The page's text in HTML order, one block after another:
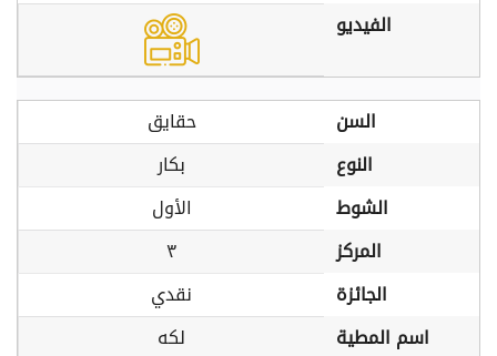
الفيديو
السن
حقايق
النوع
بكار
الشوط
الأول
المركز
٣
الجائزة
نقدي
اسم المطية
لكه